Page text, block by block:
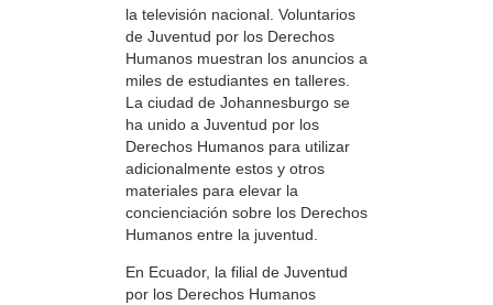
la televisión nacional. Voluntarios
de Juventud por los Derechos
Humanos muestran los anuncios a
miles de estudiantes en talleres.
La ciudad de Johannesburgo se
ha unido a Juventud por los
Derechos Humanos para utilizar
adicionalmente estos y otros
materiales para elevar la
concienciación sobre los Derechos
Humanos entre la juventud.
En Ecuador, la filial de Juventud
por los Derechos Humanos